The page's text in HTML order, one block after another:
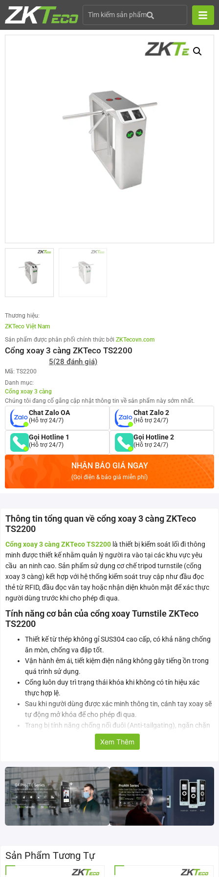
Tìm kiếm sản phẩm
Thương hiệu:
ZKTeco Việt Nam
Sản phẩm được phân phối chính thức bởi ZKTecovn.com
Cổng xoay 3 càng ZKTeco TS2200
5(28 đánh giá)
Mã: TS2200
Danh mục:
Cổng xoay 3 càng
Chúng tôi đang cố gắng cập nhật thông tin về sản phẩm này sớm nhất.
Chat Zalo OA
(Hỗ trợ 24/7)
Chat Zalo 2
(Hỗ trợ 24/7)
Gọi Hotline 1
(Hỗ trợ 24/7)
Gọi Hotline 2
(Hỗ trợ 24/7)
NHẬN BÁO GIÁ NGAY
(Gọi điện & báo giá miễn phí)
Thông tin tổng quan về cổng xoay 3 càng ZKTeco
TS2200
Cổng xoay 3 càng ZKTeco TS2200 là thiết bị kiểm soát lối đi thông
minh được thiết kế nhằm quản lý người ra vào tại các khu vực yêu
cầu an ninh cao. Sản phẩm sử dụng cơ chế tripod turnstile (cổng
xoay 3 càng) kết hợp với hệ thống kiểm soát truy cập như đầu đọc
thẻ từ RFID, đầu đọc vân tay hoặc nhận diện khuôn mặt để xác thực
người dùng trước khi cho phép đi qua.
Tính năng cơ bản của cổng xoay Turnstile ZKTeco
TS2200
Thiết kế từ thép không gỉ SUS304 cao cấp, có khả năng chống
ăn mòn, chống va đập tốt.
Vận hành êm ái, tiết kiệm điện năng không gây tiếng ồn trong
quá trình sử dụng.
Cổng luôn duy trì trạng thái khóa khi không có tín hiệu xác
thực hợp lệ.
Sau khi người dùng được xác minh thông tin, cánh tay xoay sẽ
tự động mở khóa để cho phép đi qua.
Trang bị tính năng chống nối đuôi (Anti-tailgating), ngăn chặn
tình trạng nhiều người cùng đi qua.
Trong trường hợp mất điện hoặc xảy ra tình huống khẩn cấp,
Dễ dàng tích hợp hệ thống kiểm soát ra vào: đầu đọc thẻ, máy
chấm công, nút Exit (REX) để mở cổng từ bên trong..
Thông số kỹ thuật cổng xoay tripod ZKTeco TS2200
Tiêu chí kỹ thuật
Thẻ RFID: Tối đa 30 lần/phút
Xem Thêm
Sản Phẩm Tương Tự